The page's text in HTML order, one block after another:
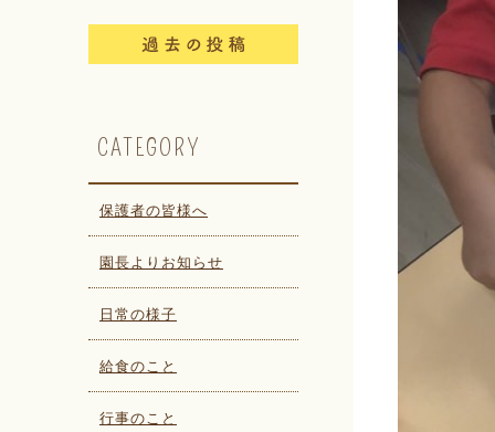
CATEGORY
保護者の皆様へ
園長よりお知らせ
日常の様子
給食のこと
行事のこと